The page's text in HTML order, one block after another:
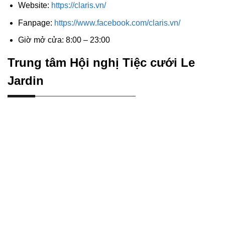
Website: https://claris.vn/
Fanpage: https://www.facebook.com/claris.vn/
Giờ mở cửa: 8:00 – 23:00
Trung tâm Hội nghị Tiệc cưới Le
Jardin